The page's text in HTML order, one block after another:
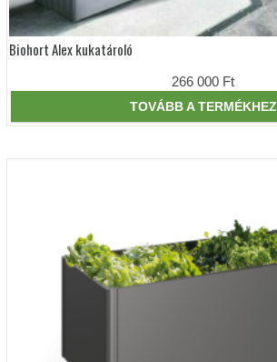
Biohort Alex kukatároló
266 000 Ft
TOVÁBB A TERMÉKHEZ
Ennek
terméknek
több
variációja
van.